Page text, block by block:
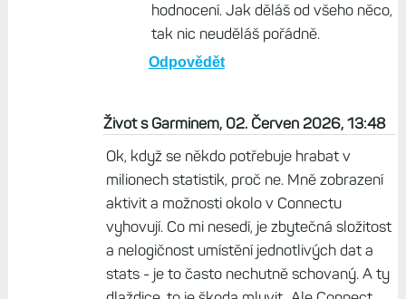
hodnocení. Jak děláš od všeho něco,
tak nic neuděláš pořádně.
Odpovědět
Život s Garminem, 02. Červen 2026, 13:48
Ok, když se někdo potřebuje hrabat v
milionech statistik, proč ne. Mně zobrazení
aktivit a možnosti okolo v Connectu
vyhovují. Co mi nesedí, je zbytečná složitost
a nelogičnost umístění jednotlivých dat a
stats - je to často nechutně schovaný. A ty